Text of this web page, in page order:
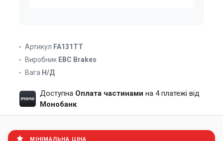
Артикул FA131TT
Виробник EBC Brakes
Вага Н/Д
Доступна Оплата частинами на 4 платежі від
Монобанк
МІНІМАЛЬНА ЦІНА